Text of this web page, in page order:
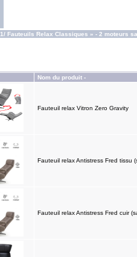
1/ Fauteuils Relax Classiques » - 2 moteurs
Nom du produit -
Fauteuil relax Vitron Zero Gravity
Fauteuil relax Antistress Fred tissu
Fauteuil relax Antistress Fred cuir